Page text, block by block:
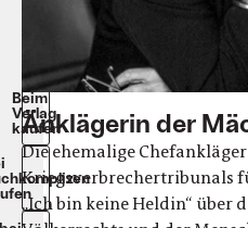
Euro.
Beim
Verlag
kaufen
Änklägerin der
Die ehemalige
Kriegsverbrechertribunals
„Ich bin keine Heldin“ über